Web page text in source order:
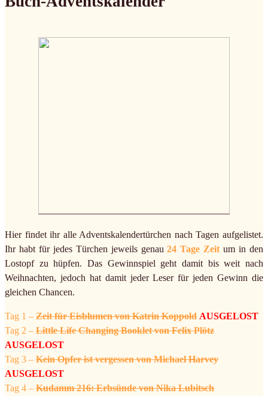
Hier findet ihr alle Adventskalendertürchen nach Tagen aufgelistet.
Ihr habt für jedes Türchen jeweils genau24 Tage Zeit um in den
Lostopf zu hüpfen. Das Gewinnspiel geht damit bis weit nach
Weihnachten, jedoch hat damit jeder Leser für jeden Gewinn die
gleichen Chancen.
Tag 1 – Zeit für Eisblumen von Katrin Koppold AUSGELOST
Tag 2 – Little Life Changing Booklet von Felix Plötz
AUSGELOST
Tag 3 – Kein Opfer ist vergessen von Michael Harvey
AUSGELOST
Tag 4 – Kudamm 216: Erbsünde von Nika Lubitsch